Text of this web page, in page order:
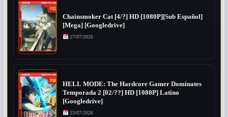
Chainsmoker Cat [4/?] HD [1080P][Sub Español]
[Mega] [Googledrive]
27/07/2026
HELL MODE: The Hardcore Gamer Dominates
Temporada 2 [02/??] HD [1080P] Latino
[Googledrive]
23/07/2026